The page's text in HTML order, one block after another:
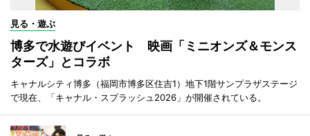
見る・遊ぶ
博多で水遊びイベント 映画「ミニオンズ＆モンス
ターズ」とコラボ
キャナルシティ博多（福岡市博多区住吉1）地下1階サンプラザステージ
で現在、「キャナル・スプラッシュ2026」が開催されている。